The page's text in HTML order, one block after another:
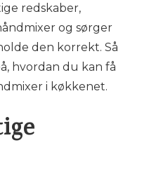
redskaber,
og sørger
den korrekt. Så
hvordan du kan få
i køkkenet.